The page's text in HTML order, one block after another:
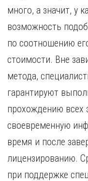
много, а значит, у
возможность
по соотношению
стоимости. Вне
метода,
гарантируют
прохождению всех
своевременную
время и после
лицензированию.
при поддержке